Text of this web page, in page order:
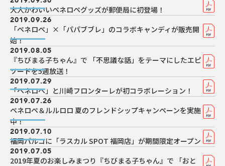
大人かわいいペネロペグッズが郵便局に初登場！
2019.09.26
「ペネロペ」×「パパブブレ」のコラボキャンディが販売開
始！
2019.08.05
『ちびまる子ちゃん』で 「不思議な話」をテーマにしたエピ
ソードを5週放送！
2019.07.29
「ペネロペ」と川崎フロンターレが初コラボレーション！
2019.07.26
ペネロペ＆ルルロロ 夏のフレンドシップキャンペーンを実施
中！
2019.07.10
福岡パルコに「ラスカル SPOT 福岡店」が期間限定オープン
2019.07.05
2019年夏のお楽しみまつり『ちびまる子ちゃん』で 「おと